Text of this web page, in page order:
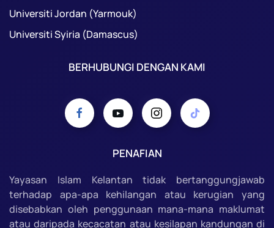
Universiti Jordan (Yarmouk)
Universiti Syiria (Damascus)
BERHUBUNGI DENGAN KAMI
PENAFIAN
Yayasan Islam Kelantan tidak bertanggungjawab
terhadap apa-apa kehilangan atau kerugian yang
disebabkan oleh penggunaan mana-mana maklumat
atau daripada kecacatan atau kesilapan kandungan di